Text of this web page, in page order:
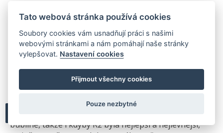
Chceme, aby se naše produkty používaly proto, že
pěkná marketingová pohádka. To by nám nepřinášelo
takové uspokojení.“ I proto třeba důsledně studují
statistiky zranění při pádech. „Když vidím na trhu
novou zajímavou technologii, ptám se i našich
zákazníků, zda má smysl ji použít při navýšení ceny.
Často se dostaneme k tomu, že tím už zavítáme do
jiné skupiny uživatelů, těch, kteří slyší pouze na velké
bublině, takže i kdyby R2 byla nejlepší a nejlevnější,
Tato webová stránka používá cookies
Soubory cookies vám usnadňují práci s našimi
webovými stránkami a nám pomáhají naše stránky
vylepšovat. Nastavení cookies
Přijmout všechny cookies
Pouze nezbytné